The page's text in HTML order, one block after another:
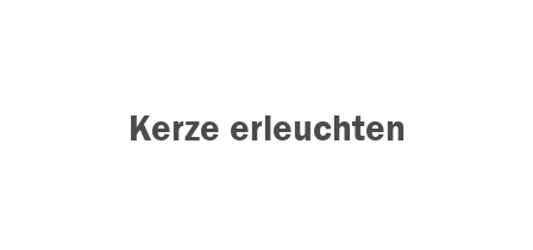
Kerze erleuchten